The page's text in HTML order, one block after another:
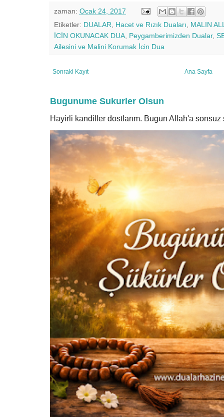
zaman: Ocak 24, 2017
Etiketler: DUALAR Hacet ve Rızık Duaları
MALIN
İCİN OKUNACAK DUA Peygamberimizden Dualar,
Ailesini ve Malini Korumak İcin Dua
Sonraki Kayıt Ana Sayfa
Bugunume Sukurler Olsun
Hayirli kandiller dostlarım. Bugun Allah'a